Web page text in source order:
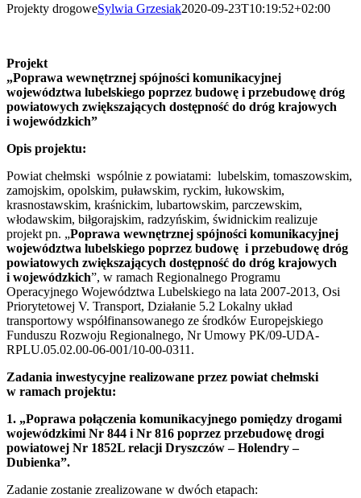
Projekty drogoweSylwia Grzesiak2020-09-23T10:19:52+02:00
Projekt
„Poprawa wewnętrznej spójności komunikacyjnej
województwa lubelskiego poprzez budowę i przebudowę dróg
powiatowych zwiększających dostępność do dróg krajowych
i wojewódzkich”
Opis projektu:
Powiat chełmski wspólnie z powiatami: lubelskim, tomaszowskim,
zamojskim, opolskim, puławskim, ryckim, łukowskim,
krasnostawskim, kraśnickim, lubartowskim, parczewskim,
włodawskim, biłgorajskim, radzyńskim, świdnickim realizuje
projekt pn. „Poprawa wewnętrznej spójności komunikacyjnej
województwa lubelskiego poprzez budowę i przebudowę dróg
powiatowych zwiększających dostępność do dróg krajowych
i wojewódzkich”, w ramach Regionalnego Programu
Operacyjnego Województwa Lubelskiego na lata 2007-2013, Osi
Priorytetowej V. Transport, Działanie 5.2 Lokalny układ
transportowy współfinansowanego ze środków Europejskiego
Funduszu Rozwoju Regionalnego, Nr Umowy PK/09-UDA-
RPLU.05.02.00-06-001/10-00-0311.
Zadania inwestycyjne realizowane przez powiat chełmski
w ramach projektu:
1. „Poprawa połączenia komunikacyjnego pomiędzy drogami
wojewódzkimi Nr 844 i Nr 816 poprzez przebudowę drogi
powiatowej Nr 1852L relacji Dryszczów – Holendry –
Dubienka”.
Zadanie zostanie zrealizowane w dwóch etapach: